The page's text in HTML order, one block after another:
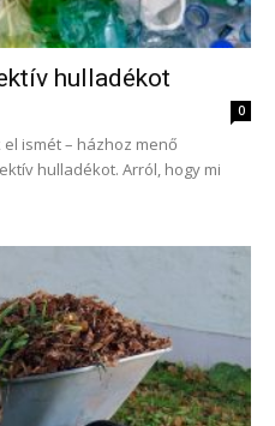
hulladékot
0
ismét – házhoz menő
hulladékot. Arról, hogy mi